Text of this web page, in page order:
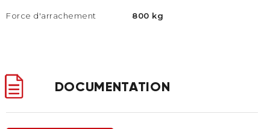
Force d'arrachement 800 kg
DOCUMENTATION